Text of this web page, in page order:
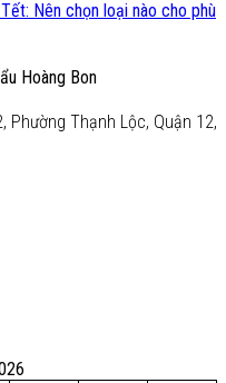
Nên chọn loại nào cho phù
Hoàng Bon
Phường Thạnh Lộc, Quận 12,